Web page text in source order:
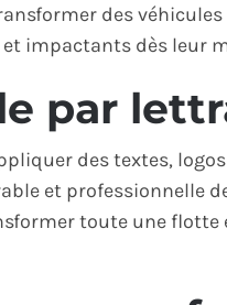
des
impactants dès leur
par
des textes,
et professionnelle
toute une